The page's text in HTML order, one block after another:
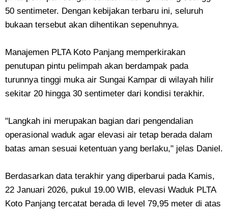
50 sentimeter. Dengan kebijakan terbaru ini, seluruh
bukaan tersebut akan dihentikan sepenuhnya.
Manajemen PLTA Koto Panjang memperkirakan
penutupan pintu pelimpah akan berdampak pada
turunnya tinggi muka air Sungai Kampar di wilayah hilir
sekitar 20 hingga 30 sentimeter dari kondisi terakhir.
"Langkah ini merupakan bagian dari pengendalian
operasional waduk agar elevasi air tetap berada dalam
batas aman sesuai ketentuan yang berlaku," jelas Daniel.
Berdasarkan data terakhir yang diperbarui pada Kamis,
22 Januari 2026, pukul 19.00 WIB, elevasi Waduk PLTA
Koto Panjang tercatat berada di level 79,95 meter di atas